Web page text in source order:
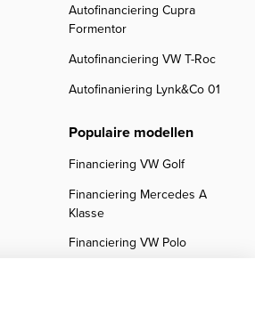
Autofinanciering Cupra
Formentor
Autofinanciering VW T-Roc
Autofinaniering Lynk&Co 01
Populaire modellen
Financiering VW Golf
Financiering Mercedes A
Klasse
Financiering VW Polo